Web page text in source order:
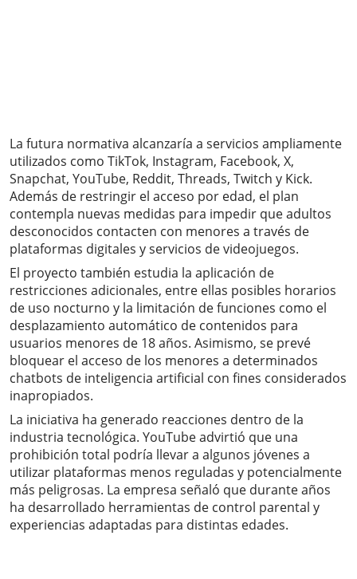
La futura normativa alcanzaría a servicios ampliamente
utilizados como TikTok, Instagram, Facebook, X,
Snapchat, YouTube, Reddit, Threads, Twitch y Kick.
Además de restringir el acceso por edad, el plan
contempla nuevas medidas para impedir que adultos
desconocidos contacten con menores a través de
plataformas digitales y servicios de videojuegos.
El proyecto también estudia la aplicación de
restricciones adicionales, entre ellas posibles horarios
de uso nocturno y la limitación de funciones como el
desplazamiento automático de contenidos para
usuarios menores de 18 años. Asimismo, se prevé
bloquear el acceso de los menores a determinados
chatbots de inteligencia artificial con fines considerados
inapropiados.
La iniciativa ha generado reacciones dentro de la
industria tecnológica. YouTube advirtió que una
prohibición total podría llevar a algunos jóvenes a
utilizar plataformas menos reguladas y potencialmente
más peligrosas. La empresa señaló que durante años
ha desarrollado herramientas de control parental y
experiencias adaptadas para distintas edades.